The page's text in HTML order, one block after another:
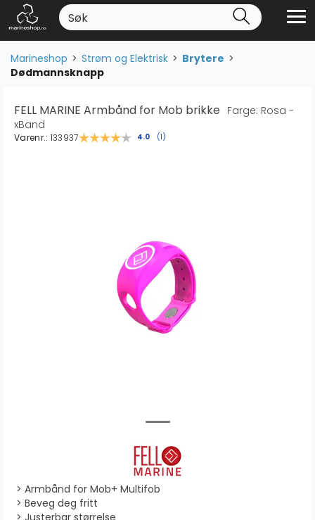
Marineshop>Strøm og Elektrisk>Brytere>
Dødmannsknapp
FELL MARINE Armbånd for Mob brikke Farge: Rosa -
xBand
Varenr.: 133937 Gjennomsnittskarakter:
4.0 (stemmer:
1)
Armbånd for Mob+ Multifob
Beveg deg fritt
Justerbar størrelse